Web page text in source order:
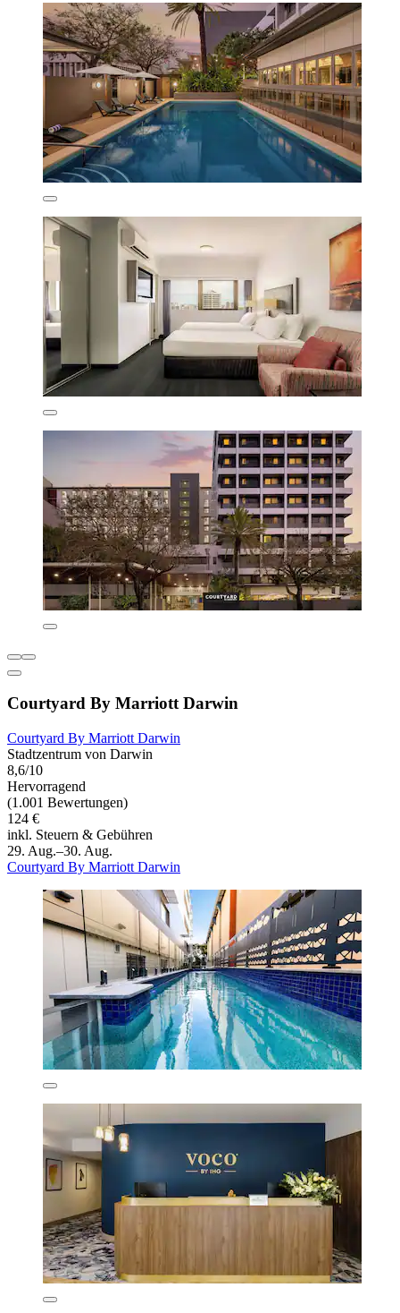
Courtyard By Marriott Darwin
Courtyard By Marriott Darwin
Stadtzentrum von Darwin
8,6/10
Hervorragend
(1.001 Bewertungen)
124 €
inkl. Steuern & Gebühren
29. Aug.–30. Aug.
Courtyard By Marriott Darwin